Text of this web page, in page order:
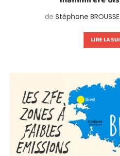
de Stéphane BROUSSE
LIRE LA